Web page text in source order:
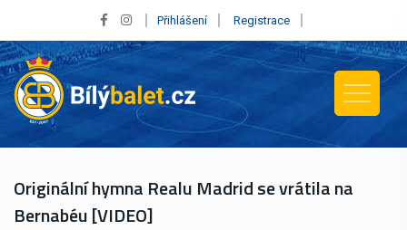
Přihlášení Registrace
Originální hymna Realu Madrid se vrátila na
Bernabéu [VIDEO]